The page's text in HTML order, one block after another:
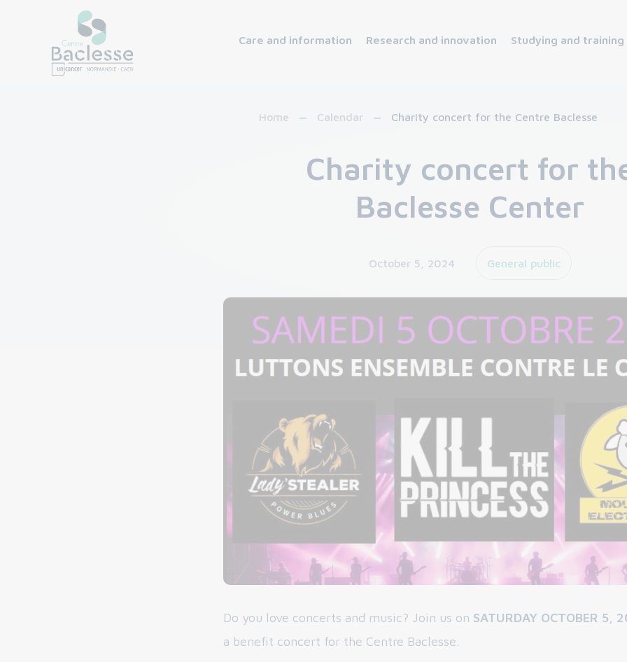
Care and information Research and innovation Studying and training
Home Calendar Charity concert for the Centre Baclesse
Charity concert for
Baclesse Center
October 5, 2024 General public
Do you love concerts and music? Join us on SATURDAY OCTOBER 5,
a benefit concert for the Centre Baclesse.